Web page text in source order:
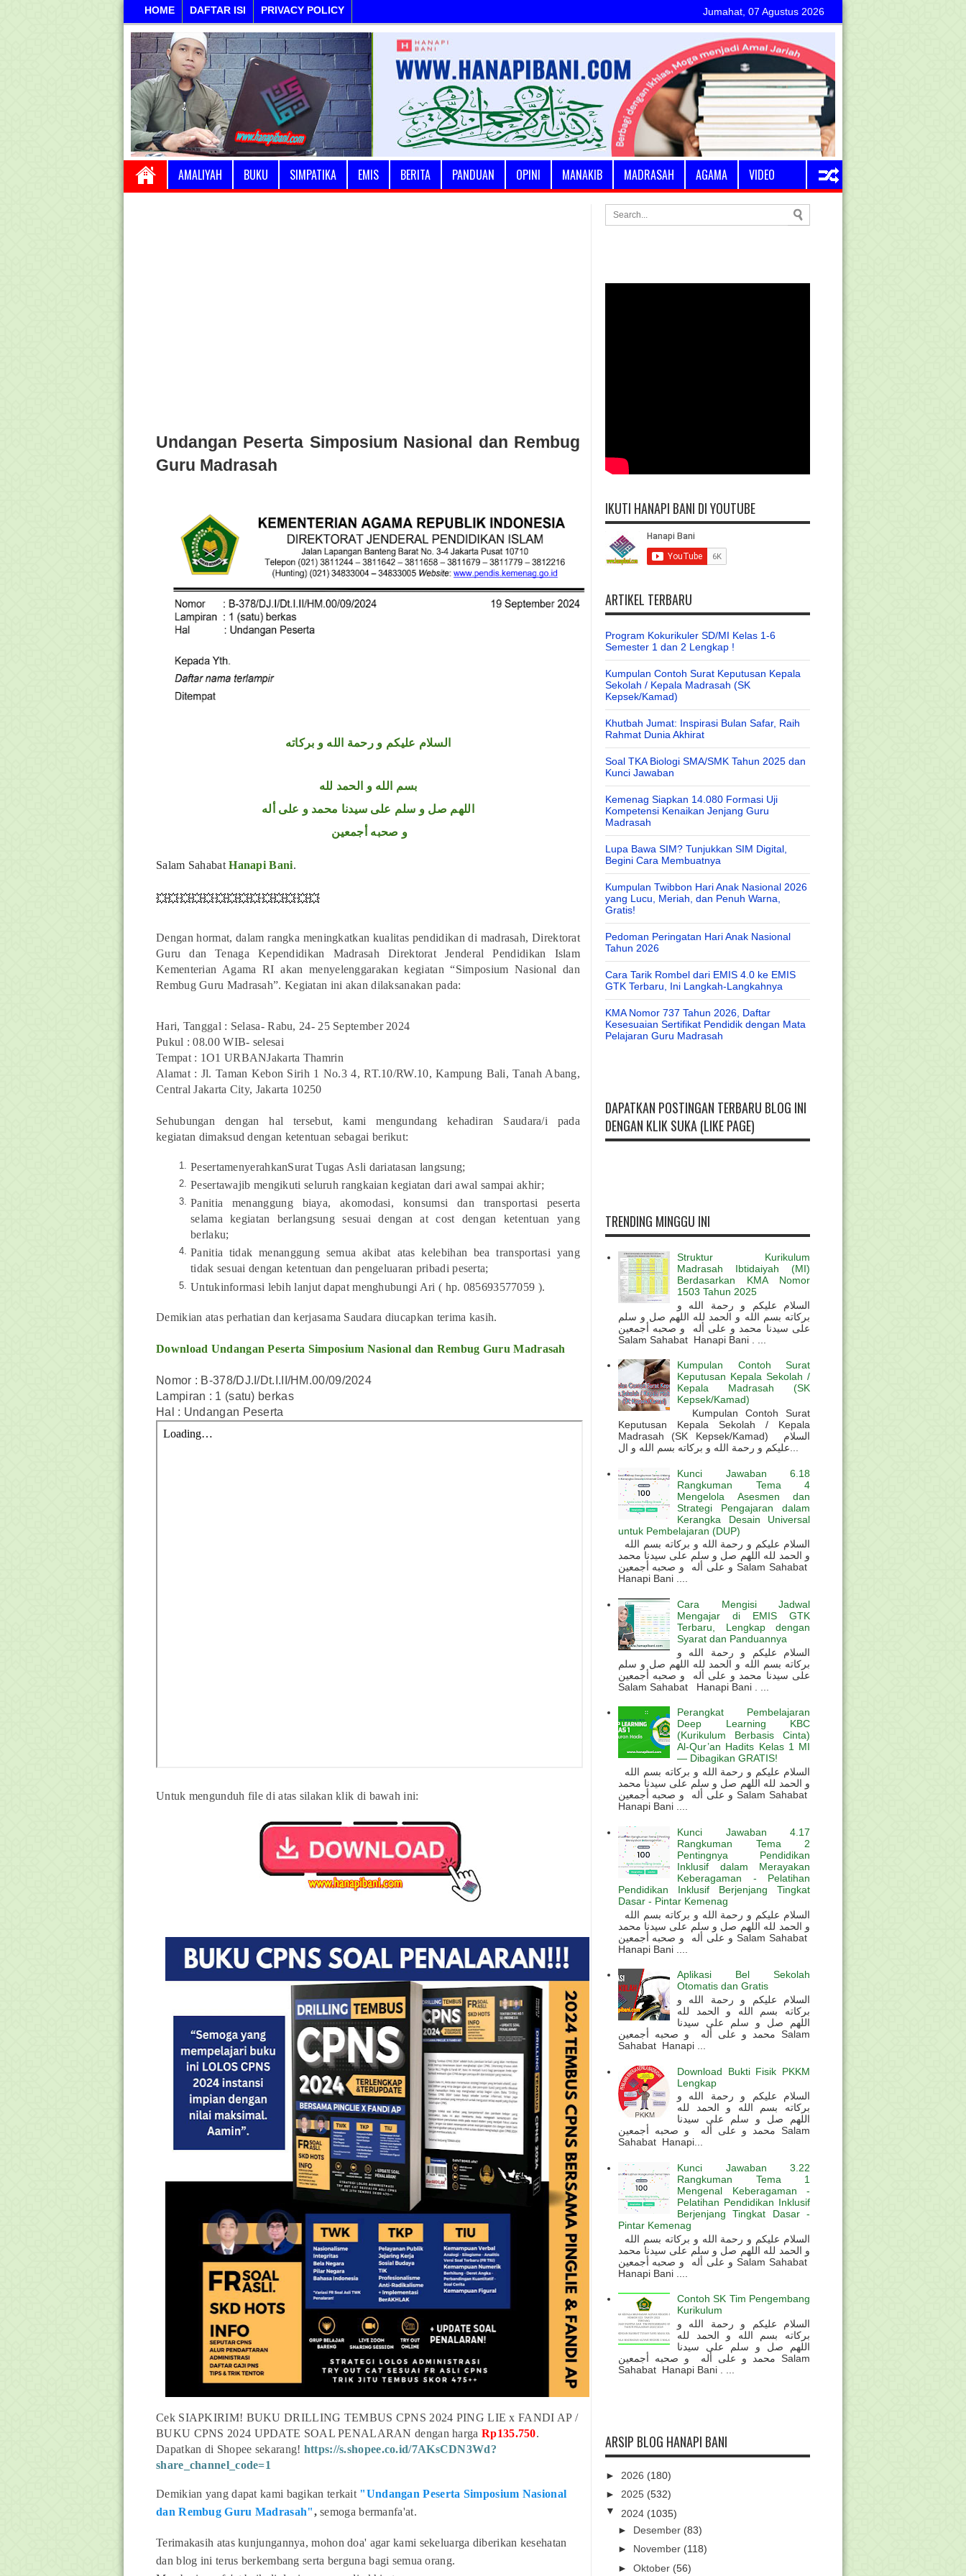
HOME DAFTAR ISI PRIVACY POLICY Jumahat, 07 Agustus 2026
AMALIYAH BUKU SIMPATIKA EMIS BERITA PANDUAN OPINI MANAKIB MADRASAH AGAMA VIDEO
Undangan Peserta Simposium Nasional dan Rembug
Guru Madrasah
السلام عليكم و رحمة الله و بركاته
بسم الله و الحمد لله
اللهم صل و سلم على سيدنا محمد و على أله
و صحبه أجمعين
Salam SahabatHanapi Bani.
💥💥💥💥💥💥💥💥💥💥💥💥💥💥
Dengan hormat, dalam rangka meningkatkan kualitas pendidikan di madrasah, Direktorat
Guru dan Tenaga Kependidikan Madrasah Direktorat Jenderal Pendidikan Islam
Kementerian Agama RI akan menyelenggarakan kegiatan “Simposium Nasionaldan
Rembug Guru Madrasah”. Kegiatan ini akan dilaksanakan pada:
Hari, Tanggal : Selasa- Rabu, 24- 25 September 2024
Pukul :08.00 WIB- selesai
Tempat : 1O1 URBANJakarta Thamrin
Alamat : Jl. Taman Kebon Sirih 1 No.3 4, RT.10/RW.10, Kampung Bali,Tanah Abang,
Central Jakarta City, Jakarta 10250
Sehubungan dengan hal tersebut, kami mengundang kehadiran Saudara/i pada
kegiatan dimaksud dengan ketentuan sebagai berikut:
PesertamenyerahkanSurat Tugas Asli dariatasan langsung;
Pesertawajib mengikuti seluruh rangkaian kegiatan dari awal sampai akhir;
Panitia menanggung biaya, akomodasi, konsumsi dan transportasi peserta
selamakegiatan berlangsung sesuai dengan at cost dengan ketentuan yang
berlaku;
Panitia tidak menanggung semua akibat atas kelebihan bea transportasi yang
tidak sesuai dengan ketentuan dan pengeluaran pribadi peserta;
Untukinformasi lebih lanjut dapat menghubungi Ari ( hp. 085693577059 ).
Demikian atas perhatian dan kerjasama Saudara diucapkan terima kasih.
Download Undangan Peserta Simposium Nasional dan Rembug Guru Madrasah
Nomor : B-378/DJ.I/Dt.I.II/HM.00/09/2024
Lampiran : 1 (satu) berkas
Hal : Undangan Peserta
Untuk mengunduh file di atas silakan klik di bawah ini:
Cek SIAPKIRIM! BUKU DRILLING TEMBUS CPNS 2024 PING LIE x FANDI AP /
BUKU CPNS 2024 UPDATE SOAL PENALARAN dengan harga Rp135.750.
Dapatkan di Shopee sekarang! https://s.shopee.co.id/7AKsCDN3Wd?
share_channel_code=1
Demikian yang dapat kami bagikan terkait "Undangan Peserta Simposium Nasional
dan Rembug Guru Madrasah",semoga bermanfa'at.
Terimakasih atas kunjungannya, mohon doa' agar kami sekeluarga diberikan kesehatan
dan blog ini terus berkembang serta berguna bagi semua orang.
IKUTI HANAPI BANI DI YOUTUBE
ARTIKEL TERBARU
Program Kokurikuler SD/MI Kelas 1-6
Semester 1 dan 2 Lengkap !
Kumpulan Contoh Surat Keputusan Kepala
Sekolah / Kepala Madrasah (SK
Kepsek/Kamad)
Khutbah Jumat: Inspirasi Bulan Safar, Raih
Rahmat Dunia Akhirat
Soal TKA Biologi SMA/SMK Tahun 2025 dan
Kunci Jawaban
Kemenag Siapkan 14.080 Formasi Uji
Kompetensi Kenaikan Jenjang Guru
Madrasah
Lupa Bawa SIM? Tunjukkan SIM Digital,
Begini Cara Membuatnya
Kumpulan Twibbon Hari Anak Nasional 2026
yang Lucu, Meriah, dan Penuh Warna,
Gratis!
Pedoman Peringatan Hari Anak Nasional
Tahun 2026
Cara Tarik Rombel dari EMIS 4.0 ke EMIS
GTK Terbaru, Ini Langkah-Langkahnya
KMA Nomor 737 Tahun 2026, Daftar
Kesesuaian Sertifikat Pendidik dengan Mata
Pelajaran Guru Madrasah
DAPATKAN POSTINGAN TERBARU BLOG INI
DENGAN KLIK SUKA (LIKE PAGE)
TRENDING MINGGU INI
Struktur Kurikulum
Madrasah Ibtidaiyah (MI)
Berdasarkan KMA Nomor
1503 Tahun 2025
السلام عليكم و رحمة الله و
بركاته بسم الله و الحمد لله اللهم صل و سلم
على سيدنا محمد و على أله و صحبه أجمعين
Salam Sahabat Hanapi Bani . ...
Kumpulan Contoh Surat
Keputusan Kepala Sekolah /
Kepala Madrasah (SK
Kepsek/Kamad)
Kumpulan Contoh Surat
Keputusan Kepala Sekolah / Kepala
Madrasah (SK Kepsek/Kamad) السلام
Kunci Jawaban 6.18
Rangkuman Tema 4
Mengelola Asesmen dan
Strategi Pengajaran dalam
Kerangka Desain Universal
untuk Pembelajaran (DUP)
و الحمد لله اللهم صل و سلم على سيدنا محمد
و على أله و صحبه أجمعين Salam Sahabat
Hanapi Bani ....
Cara Mengisi Jadwal
Mengajar di EMIS GTK
Terbaru, Lengkap dengan
Syarat dan Panduannya
السلام عليكم و رحمة الله و
بركاته بسم الله و الحمد لله اللهم صل و سلم
على سيدنا محمد و على أله و صحبه أجمعين
Salam Sahabat Hanapi Bani . ...
Perangkat Pembelajaran
Deep Learning KBC
(Kurikulum Berbasis Cinta)
Al-Qur’an Hadits Kelas 1 MI
— Dibagikan GRATIS!
و الحمد لله اللهم صل و سلم على سيدنا محمد
و على أله و صحبه أجمعين Salam Sahabat
Hanapi Bani ....
Kunci Jawaban 4.17
Rangkuman Tema 2
Pentingnya Pendidikan
Inklusif dalam Merayakan
Keberagaman - Pelatihan
Pendidikan Inklusif Berjenjang Tingkat
Dasar - Pintar Kemenag
و الحمد لله اللهم صل و سلم على سيدنا محمد
و على أله و صحبه أجمعين Salam Sahabat
Hanapi Bani ....
Aplikasi Bel Sekolah
Otomatis dan Gratis
السلام عليكم و رحمة الله و
بركاته بسم الله و الحمد لله
اللهم صل و سلم على سيدنا
محمد و على أله و صحبه أجمعين Salam
Sahabat Hanapi ...
Download Bukti Fisik PKKM
Lengkap
السلام عليكم و رحمة الله و
بركاته بسم الله و الحمد لله
اللهم صل و سلم على سيدنا
محمد و على أله و صحبه أجمعين Salam
Sahabat Hanapi...
Kunci Jawaban 3.22
Rangkuman Tema 1
Mengenal Keberagaman -
Pelatihan Pendidikan Inklusif
Berjenjang Tingkat Dasar -
Pintar Kemenag
و الحمد لله اللهم صل و سلم على سيدنا محمد
و على أله و صحبه أجمعين Salam Sahabat
Hanapi Bani ....
Contoh SK Tim Pengembang
Kurikulum
السلام عليكم و رحمة الله و
بركاته بسم الله و الحمد لله
اللهم صل و سلم على سيدنا
محمد و على أله و صحبه أجمعين Salam
Sahabat Hanapi Bani . ...
ARSIP BLOG HANAPI BANI
► 2026 (180)
► 2025 (532)
▼ 2024 (1035)
► Desember (83)
► November (118)
► Oktober (56)